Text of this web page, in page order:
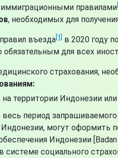
иммиграционными правилами
, необходимых для
въезда[1] в 2020 году
обязательным для всех
страхования,
территории Индонезии
период
могут оформить
Индонезии
системе социального